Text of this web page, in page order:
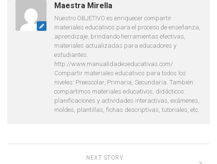
Maestra Mirella
Nuestro OBJETIVO es enriquecer compartir
materiales educativos para el proceso de enseñanza,
aprendizaje, brindando herramientas efectivas,
materiales actualizadas para educadores y
estudiantes.
http://www.manualidadeseducativas.com/
Compartir materiales educativos para todos los
niveles: Preescolar, Primaria, Secundaria. También
compartimos materiales educativos, didácticos:
planificaciones y actividades interactivas, exámenes,
moldes, plantillas, fichas descriptivas, tutoriales, etc.
NEXT STORY